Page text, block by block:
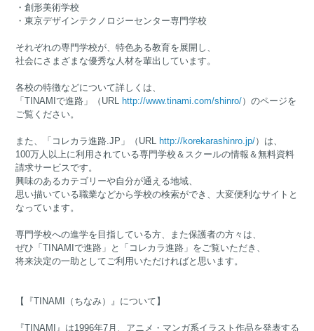
・創形美術学校
・東京デザインテクノロジーセンター専門学校
それぞれの専門学校が、特色ある教育を展開し、
社会にさまざまな優秀な人材を輩出しています。
各校の特徴などについて詳しくは、
「TINAMIで進路」（URL
http://www.tinami.com/shinro/）のページを
ご覧ください。
また、「コレカラ進路.JP」（URL http://korekarashinro.jp/）は、
100万人以上に利用されている専門学校＆スクールの情報＆無料資料
請求サービスです。
興味のあるカテゴリーや自分が通える地域、
思い描いている職業などから学校の検索ができ、大変便利なサイトと
なっています。
専門学校への進学を目指している方、また保護者の方々は、
ぜひ「TINAMIで進路」と「コレカラ進路」をご覧いただき、
将来決定の一助としてご利用いただければと思います。
【『TINAMI（ちなみ）』について】
『TINAMI』は1996年7月、アニメ・マンガ系イラスト作品を発表する